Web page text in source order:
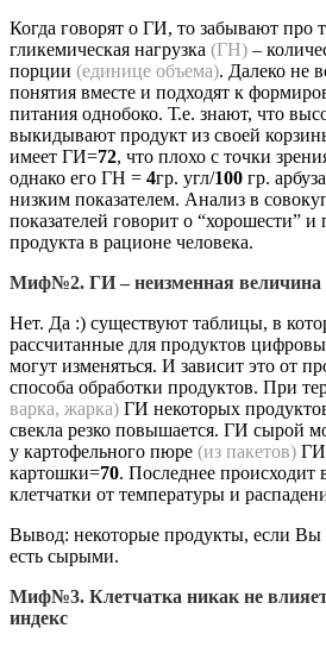
Когда говорят о ГИ, то забывают про
гликемическая нагрузка (ГН) –
порции (единице объема). Далеко не
понятия вместе и подходят к
питания однобоко. Т.е. знают, что
выкидывают продукт из своей
имеет ГИ=72, что плохо с точки
однако его ГН = 4гр. угл/100 гр.
низким показателем. Анализ в
показателей говорит о “хорошести” и
продукта в рационе человека.
Миф№2. ГИ – неизменная величина
Нет. Да :) существуют таблицы, в
рассчитанные для продуктов
могут изменяться. И зависит это от
способа обработки продуктов. При
варка, жарка) ГИ некоторых
свекла резко повышается. ГИ сырой
у картофельного пюре (из пакетов)
картошки=70. Последнее происходит
клетчатки от температуры и
Вывод: некоторые продукты, если Вы
есть сырыми.
Миф№3. Клетчатка никак не
индекс